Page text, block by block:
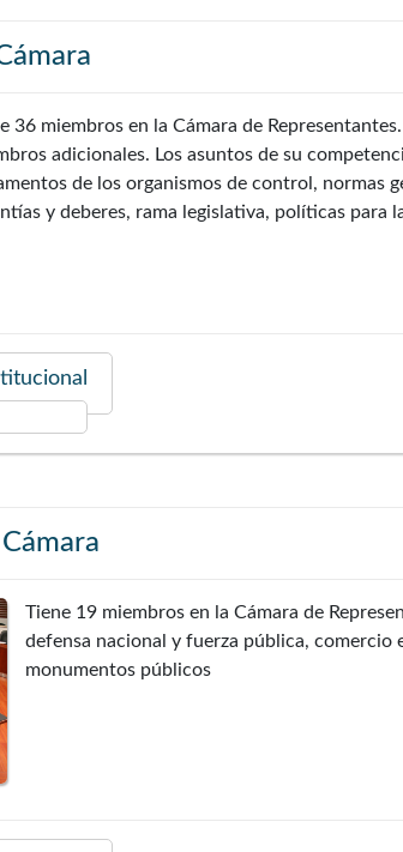
36 miembros en la Cámara de
adicionales. Los asuntos de su
de los organismos de control, normas
y deberes, rama legislativa, políticas para
Tiene 19 miembros en la Cámara de
defensa nacional y fuerza pública,
monumentos públicos